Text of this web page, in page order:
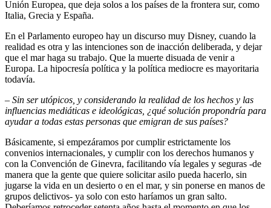
Unión Europea, que deja solos a los países de la frontera sur, como
Italia, Grecia y España.
En el Parlamento europeo hay un discurso muy Disney, cuando la
realidad es otra y las intenciones son de inacción deliberada, y dejar
que el mar haga su trabajo. Que la muerte disuada de venir a
Europa. La hipocresía política y la política mediocre es mayoritaria
todavía.
– Sin ser utópicos, y considerando la realidad de los hechos y las
influencias mediáticas e ideológicas, ¿qué solución propondría para
ayudar a todas estas personas que emigran de sus países?
Básicamente, si empezáramos por cumplir estrictamente los
convenios internacionales, y cumplir con los derechos humanos y
con la Convención de Ginevra, facilitando vía legales y seguras -de
manera que la gente que quiere solicitar asilo pueda hacerlo, sin
jugarse la vida en un desierto o en el mar, y sin ponerse en manos de
grupos delictivos- ya solo con esto haríamos un gran salto.